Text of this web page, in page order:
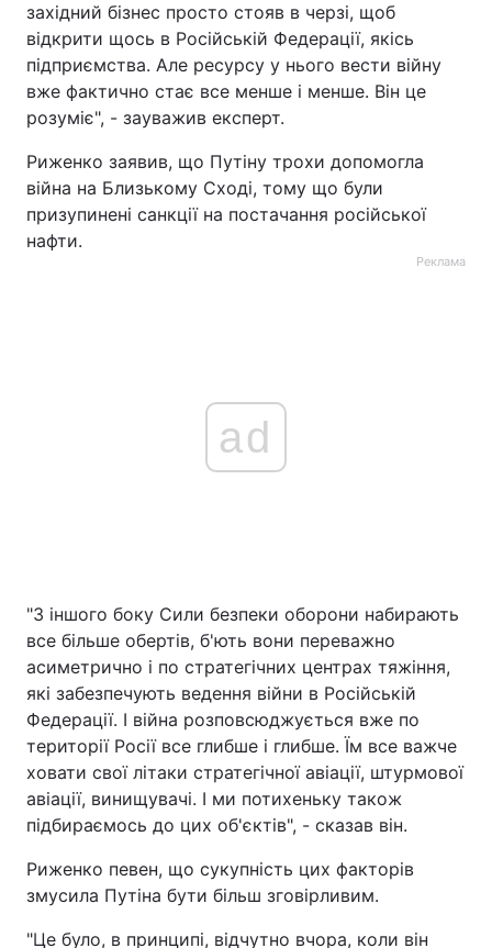
західний бізнес просто стояв в черзі, щоб
відкрити щось в Російській Федерації, якісь
підприємства. Але ресурсу у нього вести війну
вже фактично стає все менше і менше. Він це
розуміє", - зауважив експерт.
Риженко заявив, що Путіну трохи допомогла
війна на Близькому Сході, тому що були
призупинені санкції на постачання російської
нафти.
Реклама
ad
"З іншого боку Сили безпеки оборони набирають
все більше обертів, б'ють вони переважно
асиметрично і по стратегічних центрах тяжіння,
які забезпечують ведення війни в Російській
Федерації. І війна розповсюджується вже по
території Росії все глибше і глибше. Їм все важче
ховати свої літаки стратегічної авіації, штурмової
авіації, винищувачі. І ми потихеньку також
підбираємось до цих об'єктів", - сказав він.
Риженко певен, що сукупність цих факторів
змусила Путіна бути більш зговірливим.
"Це було, в принципі, відчутно вчора, коли він